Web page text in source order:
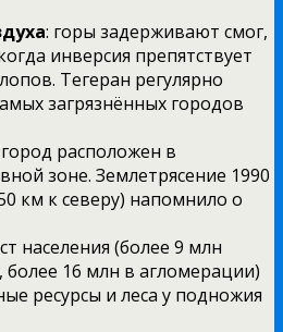
: горы задерживают смог,
инверсия препятствует
Тегеран регулярно
загрязнённых городов
расположен в
зоне. Землетрясение 1990
км к северу) напомнило о
населения (более 9 млн
более 16 млн в агломерации)
ресурсы и леса у подножия